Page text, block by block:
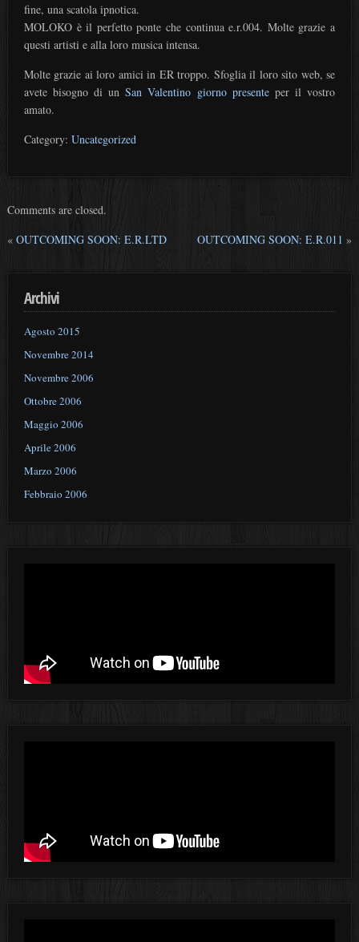
fine, una scatola ipnotica.
MOLOKO è il perfetto ponte che continua e.r.004. Molte grazie a
questi artisti e alla loro musica intensa.
Molte grazie ai loro amici in ER troppo. Sfoglia il loro sito web, se
avete bisogno di unSan Valentino giorno presenteper il vostro
amato.
Category: Uncategorized
Comments are closed.
« OUTCOMING SOON: E.R.LTD OUTCOMING SOON: E.R.011 »
Archivi
Agosto 2015
Novembre 2014
Novembre 2006
Ottobre 2006
Maggio 2006
Aprile 2006
Marzo 2006
Febbraio 2006